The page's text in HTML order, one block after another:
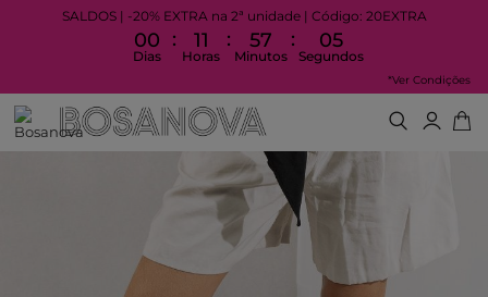
SALDOS | -20% EXTRA na 2ª unidade | Código: 20EXTRA
00
Dias
: 11
Horas
: 57
Minutos
: 05
Segundos
*Ver Condições